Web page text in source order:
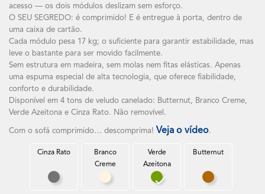
acesso — os dois módulos deslizam sem esforço.
O SEU SEGREDO: é comprimido! E é entregue à porta, dentro de
uma caixa de cartão.
Cada módulo pesa 17 kg; o suficiente para garantir estabilidade, mas
leve o bastante para ser movido facilmente.
Sem estrutura em madeira, sem molas nem fitas elásticas. Apenas
uma espuma especial de alta tecnologia, que oferece fiabilidade,
conforto e durabilidade.
Disponível em 4 tons de veludo canelado: Butternut, Branco Creme,
Verde Azeitona e Cinza Rato. Não removível.
Com o sofá comprimido… descomprima! Veja o vídeo.
Cinza Rato
Cinza Rato
Branco
Creme
Branco Creme
Verde
Azeitona
Verde Azeitona
Butternut
Butternut